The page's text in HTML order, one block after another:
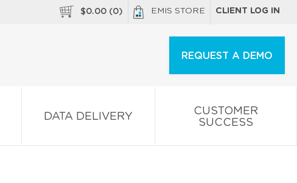
$0.00 (0) EMIS STORE CLIENT LOG IN
REQUEST A DEMO
DATA DELIVERY
CUSTOMER
SUCCESS